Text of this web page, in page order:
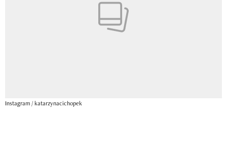
Instagram / katarzynacichopek